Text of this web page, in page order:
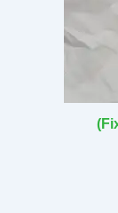
كيف تدير الأصول الثابتة (Fixed Assets)